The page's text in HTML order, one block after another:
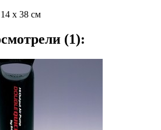
х 38 см
(1):